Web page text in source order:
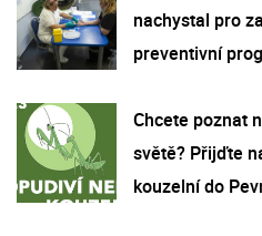
nachystal pro
preventivní
Chcete poznat
světě? Přijďte
kouzelní do